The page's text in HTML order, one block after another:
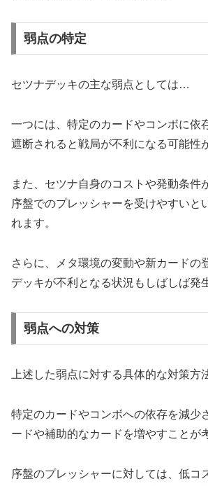
弱点の特定
セツナデッキの主な弱点としては…
一つには、特定のカードやコンボに依
遮断されると戦局が不利になる可能性
また、セツナ自身のコストや発動条件
序盤でのプレッシャーを受けやすいと
れます。
さらに、メタ環境の変動や新カードの
デッキが不利となる状況もしばしば発
弱点への対策
上述した弱点に対する具体的な対策方
特定のカードやコンボへの依存を減少
ードや補助的なカードを増やすことが
序盤のプレッシャーに対しては、低コ